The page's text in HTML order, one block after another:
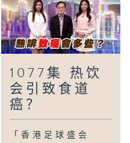
1077集 热饮
会引致食道
癌？
「香港足球盛会